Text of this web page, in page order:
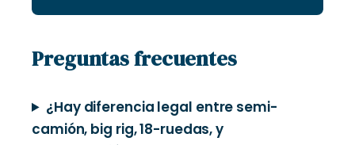
Preguntas frecuentes
¿Hay diferencia legal entre semi-
camión, big rig, 18-ruedas, y